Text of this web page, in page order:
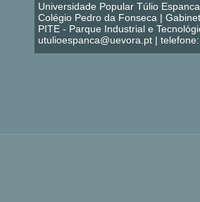
Universidade Popular Túlio
Colégio Pedro da Fonseca |
PITE - Parque Industrial e
utulioespanca@uevora.pt |